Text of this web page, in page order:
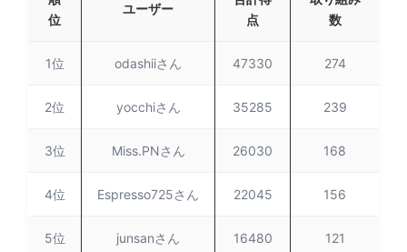
位
ユーザー
点
数
1位 odashiiさん 47330 274
2位 yocchiさん 35285 239
3位 Miss.PNさん 26030 168
4位 Espresso725さん 22045 156
5位 junsanさん 16480 121